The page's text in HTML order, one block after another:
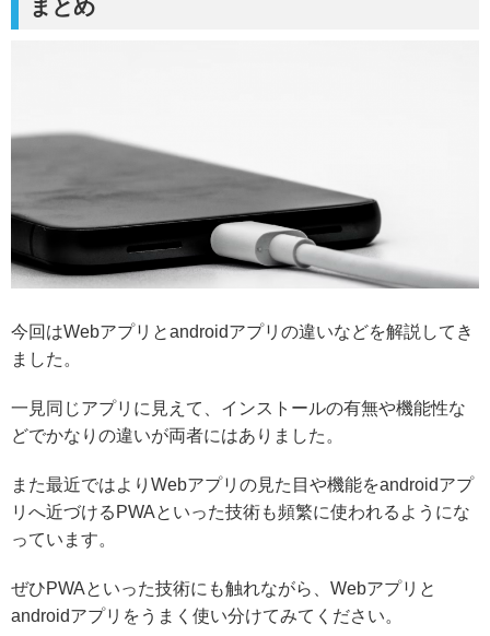
まとめ
今回はWebアプリとandroidアプリの違いなどを解説してき
ました。
一見同じアプリに見えて、インストールの有無や機能性な
どでかなりの違いが両者にはありました。
また最近ではよりWebアプリの見た目や機能をandroidアプ
リへ近づけるPWAといった技術も頻繁に使われるようにな
っています。
ぜひPWAといった技術にも触れながら、Webアプリと
androidアプリをうまく使い分けてみてください。